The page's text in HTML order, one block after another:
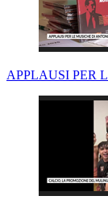
''GERREI
APPLAUSI PER